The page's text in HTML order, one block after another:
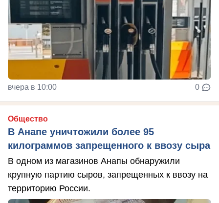
вчера в 10:00 0
Общество
В Анапе уничтожили более 95
килограммов запрещенного к ввозу сыра
В одном из магазинов Анапы обнаружили
крупную партию сыров, запрещенных к ввозу на
территорию России.